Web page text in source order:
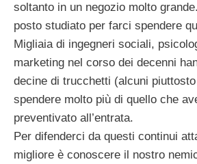
soltanto in un negozio molto
posto studiato per farci spendere
Migliaia di ingegneri sociali,
marketing nel corso dei decenni
decine di trucchetti (alcuni
spendere molto più di quello che
preventivato all’entrata.
Per difenderci da questi continui
migliore è conoscere il nostro